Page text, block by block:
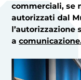
commerciali, se
autorizzati dal
l’autorizzazione
a